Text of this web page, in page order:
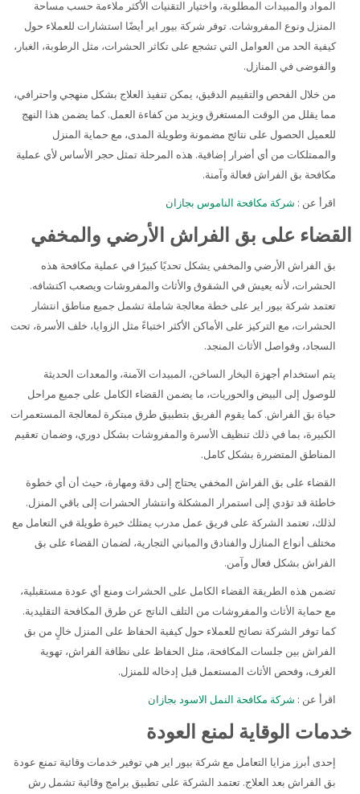
المواد والمبيدات المطلوبة، واختيار التقنيات الأكثر ملاءمة حسب مساحة
المنزل ونوع المفروشات. توفر شركة بيور اير أيضًا استشارات للعملاء حول
كيفية الحد من العوامل التي تشجع على تكاثر الحشرات، مثل الرطوبة، الغبار،
والفوضى في المنازل.
من خلال الفحص والتقييم الدقيق، يمكن تنفيذ العلاج بشكل منهجي واحترافي،
مما يقلل من الوقت المستغرق ويزيد من كفاءة العمل. كما يضمن هذا النهج
للعميل الحصول على نتائج مضمونة وطويلة المدى، مع حماية المنزل
والممتلكات من أي أضرار إضافية. هذه المرحلة تمثل حجر الأساس لأي عملية
مكافحة بق الفراش فعالة وآمنة.
اقرأ عن : شركة مكافحة الناموس بجازان
القضاء على بق الفراش الأرضي والمخفي
بق الفراش الأرضي والمخفي يشكل تحديًا كبيرًا في عملية مكافحة هذه
الحشرات، لأنه يعيش في الشقوق والأثاث والمفروشات ويصعب اكتشافه.
تعتمد شركة بيور اير على خطة معالجة شاملة تشمل جميع مناطق انتشار
الحشرات، مع التركيز على الأماكن الأكثر اختباءً مثل الزوايا، خلف الأسرة، تحت
السجاد، وفواصل الأثاث المنجد.
يتم استخدام أجهزة البخار الساخن، المبيدات الآمنة، والمعدات الحديثة
للوصول إلى البيض والحوريات، ما يضمن القضاء الكامل على جميع مراحل
حياة بق الفراش. كما يقوم الفريق بتطبيق طرق مبتكرة لمعالجة المستعمرات
الكبيرة، بما في ذلك تنظيف الأسرة والمفروشات بشكل دوري، وضمان تعقيم
المناطق المتضررة بشكل كامل.
القضاء على بق الفراش المخفي يحتاج إلى دقة ومهارة، حيث أن أي خطوة
خاطئة قد تؤدي إلى استمرار المشكلة وانتشار الحشرات إلى باقي المنزل.
لذلك، تعتمد الشركة على فريق عمل مدرب يمتلك خبرة طويلة في التعامل مع
مختلف أنواع المنازل والفنادق والمباني التجارية، لضمان القضاء على بق
الفراش بشكل فعال وآمن.
تضمن هذه الطريقة القضاء الكامل على الحشرات ومنع أي عودة مستقبلية،
مع حماية الأثاث والمفروشات من التلف الناتج عن طرق المكافحة التقليدية.
كما توفر الشركة نصائح للعملاء حول كيفية الحفاظ على المنزل خالٍ من بق
الفراش بين جلسات المكافحة، مثل الحفاظ على نظافة الفراش، تهوية
الغرف، وفحص الأثاث المستعمل قبل إدخاله للمنزل.
اقرأ عن : شركة مكافحة النمل الاسود بجازان
خدمات الوقاية لمنع العودة
إحدى أبرز مزايا التعامل مع شركة بيور اير هي توفير خدمات وقائية تمنع عودة
بق الفراش بعد العلاج. تعتمد الشركة على تطبيق برامج وقائية تشمل رش